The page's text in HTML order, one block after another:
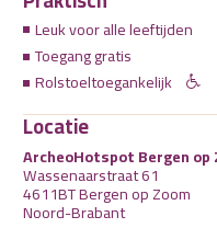
Leuk voor alle leeftijden
Toegang gratis
Rolstoeltoegankelijk
Locatie
ArcheoHotspot Bergen op
Wassenaarstraat 61
4611BT Bergen op Zoom
Noord-Brabant